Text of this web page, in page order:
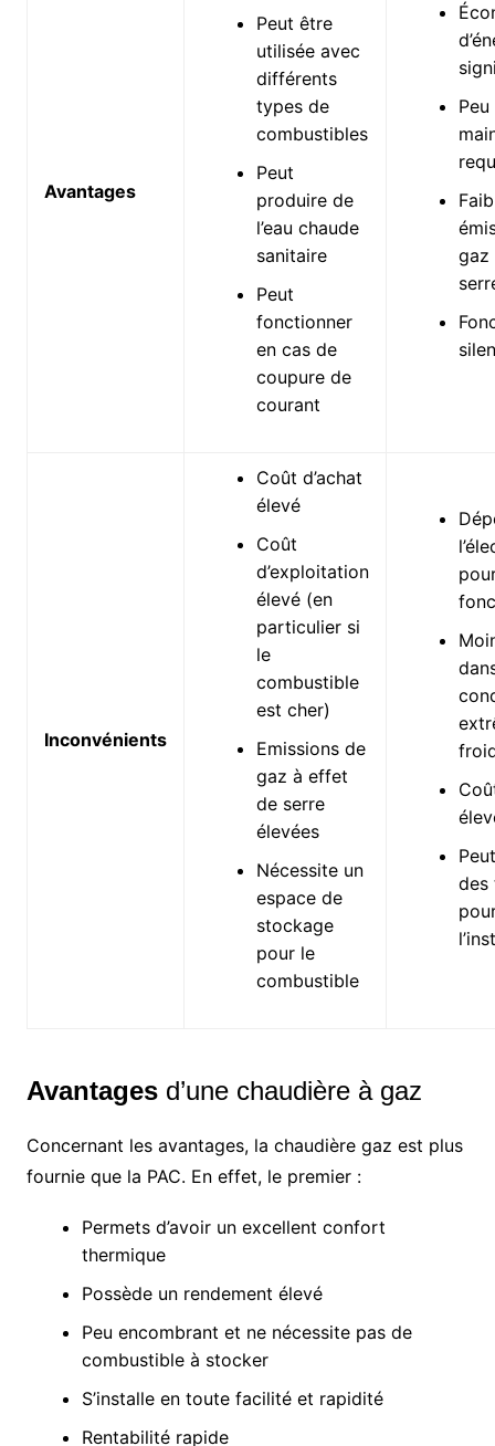
Avantages
Peut être
utilisée avec
différents
types de
combustibles
Peut
produire de
l’eau chaude
sanitaire
Peut
fonctionner
en cas de
coupure de
courant
gaz
Inconvénients
Coût d’achat
élevé
Coût
d’exploitation
élevé (en
particulier si
le
combustible
est cher)
Emissions de
gaz à effet
de serre
élevées
Nécessite un
espace de
stockage
pour le
combustible
des
Avantagesd’une chaudière à gaz
Concernant les avantages, la chaudière gaz est plus
fournie que la PAC. En effet, le premier :
Permets d’avoir un excellent confort
thermique
Possède un rendement élevé
Peu encombrant et ne nécessite pas de
combustible à stocker
S’installe en toute facilité et rapidité
Rentabilité rapide